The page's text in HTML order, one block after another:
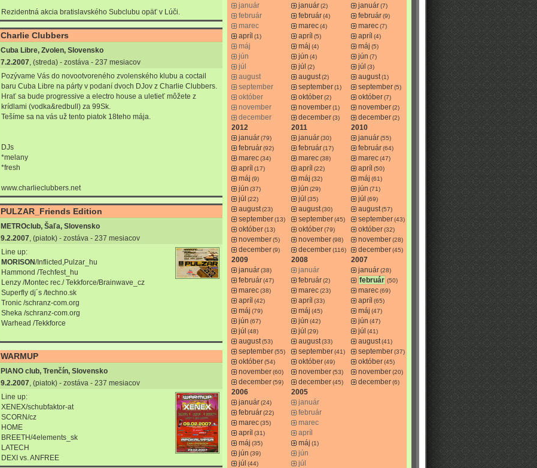
Rezidentná akcia bratislavského Subclubu opäť v Lúči.
Charlie Clubbers
Cuba Libre, Zvolen, Slovensko
7.2.2007, (streda) - zostáva - 237 mesiacov
Pozývame Vás do novootvoreného zvolenského klubu a coctail
baru Cuba Libre na párty v podaní dvoch DJov z Charlie Clubbers.
Hrať sa bude progressive a electro house a uletieť môžete z
krídlami (vodka&redbull) za 99Sk.
Tešíme sa na vás už tento piatok 18teho mája.
DJs
*melany
*fresh
www.charlieclubbers.net
PULZAR_Friends Edition
METROclub, Šaľa, Slovensko
9.2.2007, (piatok) - zostáva - 237 mesiacov
Line up:
MORISON/Inflicted,Pulzar_hu
Hammond /Techfest_hu
Lenzy /Montec rec./ Tekkforce/Brainwave_cz
Superfly dj´s /techno.sk
Tronic /schranz-com.org
Sheka /schranz-com.org
Warhead /Tekkforce
WARMUP
PIANO club, Trenčín, Slovensko
9.2.2007, (piatok) - zostáva - 237 mesiacov
Line up:
XENEX/schubfaktor-at
SCORN/cz
HOME
BREETH/4elements_sk
LATECH
DEXI vs. ANFREE
január
február
marec
apríl (1)
máj
jún
júl
august
september
október
november
december
január(2)
február(4)
marec(4)
apríl (5)
máj (4)
jún (4)
júl (2)
august(2)
september(1)
október(2)
november(1)
december(3)
január(7)
február(9)
marec(7)
apríl (4)
máj (5)
jún (7)
júl (3)
august(1)
september(5)
október(7)
november(2)
december(2)
2012
január(79)
február(92)
marec(34)
apríl (17)
máj (9)
jún (37)
júl (22)
august(23)
september(13)
október(13)
november(5)
december(9)
2011
január(30)
február(17)
marec(38)
apríl (22)
máj (32)
jún (29)
júl (35)
august(30)
september(45)
október(79)
november(98)
december(116)
2010
január(55)
február(64)
marec(47)
apríl (50)
máj (61)
jún (71)
júl (69)
august(57)
september(43)
október(32)
november(28)
december(45)
2009
január(38)
február(47)
marec(38)
apríl (42)
máj (79)
jún (67)
júl (48)
august(53)
september(55)
október(54)
november(60)
december(59)
2008
január
február(2)
marec(23)
apríl (33)
máj (45)
jún (42)
júl (29)
august(33)
september(41)
október(49)
november(53)
december(45)
2007
január(28)
február (50)
marec(69)
apríl (65)
máj (47)
jún (47)
júl (41)
august(41)
september(37)
október(45)
november(20)
december(6)
2006
január(24)
február(22)
marec(35)
apríl (31)
máj (35)
jún (39)
júl (44)
2005
január
február
marec
apríl
máj (1)
jún
júl